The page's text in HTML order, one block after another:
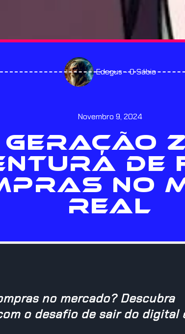
Edegus - O Sábio
Novembro 9, 2024
DE
NO
REAL
no mercado? Descubra
o desafio de sair do digital